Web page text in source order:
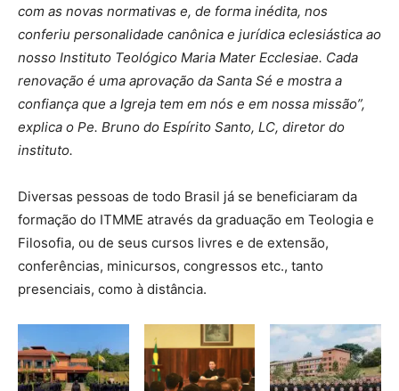
com as novas normativas e, de forma inédita, nos
conferiu personalidade canônica e jurídica eclesiástica ao
nosso Instituto Teológico Maria Mater Ecclesiae. Cada
renovação é uma aprovação da Santa Sé e mostra a
confiança que a Igreja tem em nós e em nossa missão”,
explica o Pe. Bruno do Espírito Santo, LC, diretor do
instituto.
Diversas pessoas de todo Brasil já se beneficiaram da
formação do ITMME através da graduação em Teologia e
Filosofia, ou de seus cursos livres e de extensão,
conferências, minicursos, congressos etc., tanto
presenciais, como à distância.